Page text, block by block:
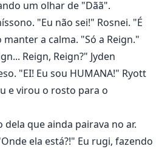
um olhar de "Dãã".
"Eu não sei!" Rosnei. "É
a calma. "Só a Reign."
Reign, Reign?" Jyden
"EI! Eu sou HUMANA!" Ryott
e virou o rosto para o
que ainda pairava no ar.
ela está?!" Eu rugi, fazendo